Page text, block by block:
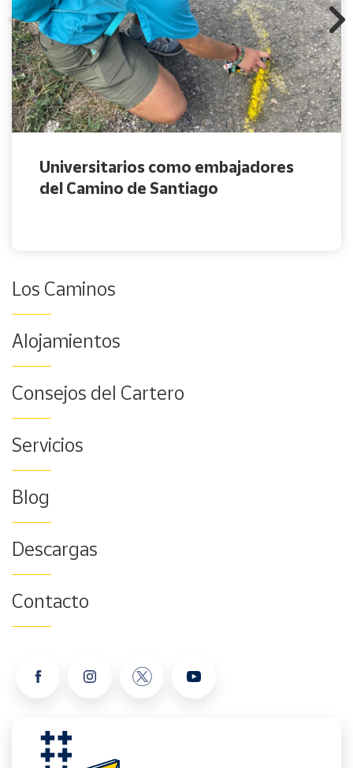
Universitarios como embajadores
del Camino de Santiago
Los Caminos
Alojamientos
Consejos del Cartero
Servicios
Blog
Descargas
Contacto